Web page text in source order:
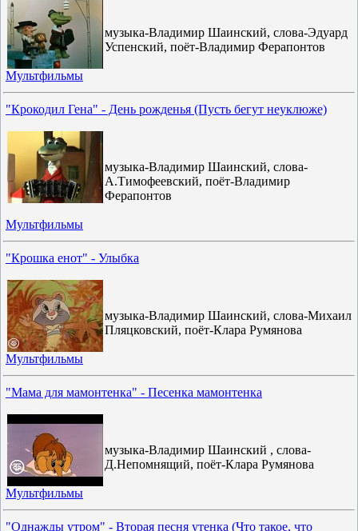
музыка-Владимир Шаинский, слова-Эдуард
Успенский, поёт-Владимир Ферапонтов
Мультфильмы
"Крокодил Гена" - День рожденья (Пусть бегут неуклюже)
музыка-Владимир Шаинский, слова-
А.Тимофеевский, поёт-Владимир
Ферапонтов
Мультфильмы
"Крошка енот" - Улыбка
музыка-Владимир Шаинский, слова-Михаил
Пляцковский, поёт-Клара Румянова
Мультфильмы
"Мама для мамонтенка" - Песенка мамонтенка
музыка-Владимир Шаинский , слова-
Д.Непомнящий, поёт-Клара Румянова
Мультфильмы
"Однажды утром" - Вторая песня утенка (Что такое, что